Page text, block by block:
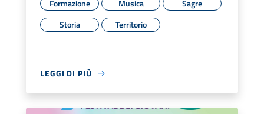
Formazione Musica
Sagre
Storia
Territorio
LEGGI DI PIÙ